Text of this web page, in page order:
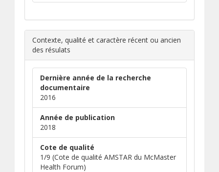
Contexte, qualité et caractère récent ou ancien
des résulats
Dernière année de la recherche
documentaire
2016
Année de publication
2018
Cote de qualité
1/9 (Cote de qualité AMSTAR du McMaster
Health Forum)